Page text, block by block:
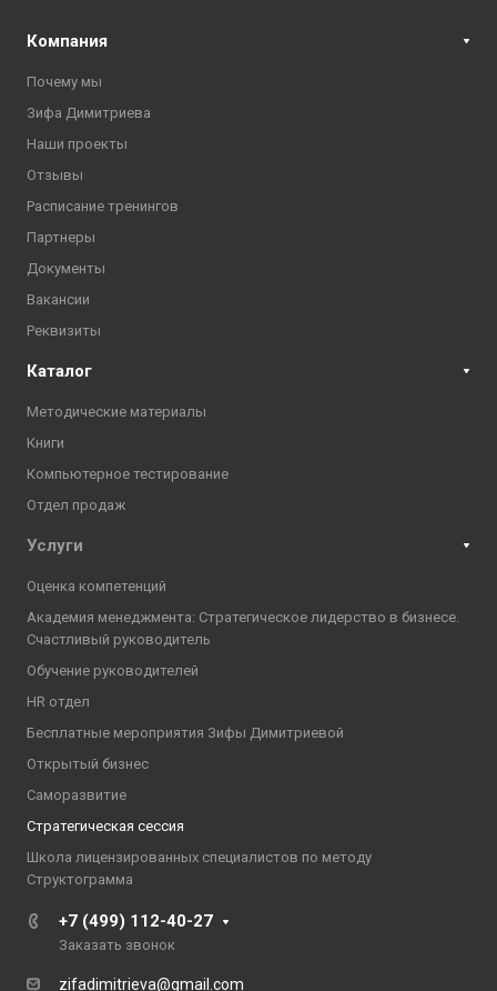
Компания
Почему мы
Зифа Димитриева
Наши проекты
Отзывы
Расписание тренингов
Партнеры
Документы
Вакансии
Реквизиты
Каталог
Методические материалы
Книги
Компьютерное тестирование
Отдел продаж
Услуги
Оценка компетенций
Академия менеджмента: Стратегическое лидерство в бизнесе.
Счастливый руководитель
Обучение руководителей
HR отдел
Бесплатные мероприятия Зифы Димитриевой
Открытый бизнес
Саморазвитие
Стратегическая сессия
Школа лицензированных специалистов по методу
Структограмма
+7 (499) 112-40-27
Заказать звонок
zifadimitrieva@gmail.com